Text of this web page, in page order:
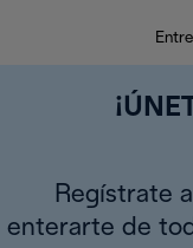
Regístrate
enterarte de